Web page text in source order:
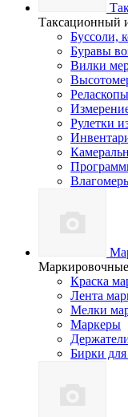
Таксационный
Буссоли,
Буравы
Вилки
Рулетки
Маркировочные
Краска
Лента
Мелки
Маркеры
Бирки